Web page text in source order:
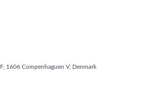
1606 Compenhaguen V, Denmark